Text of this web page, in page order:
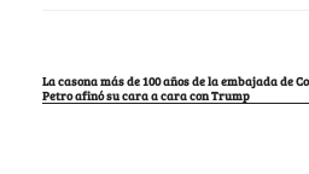
La casona más de 100 años de la embajada de
Petro afinó su cara a cara con Trump